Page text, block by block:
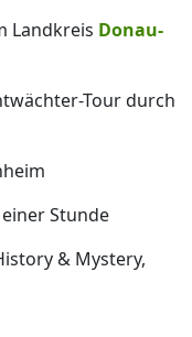
Landkreis Donau-
Tour durch
Stunde
& Mystery,